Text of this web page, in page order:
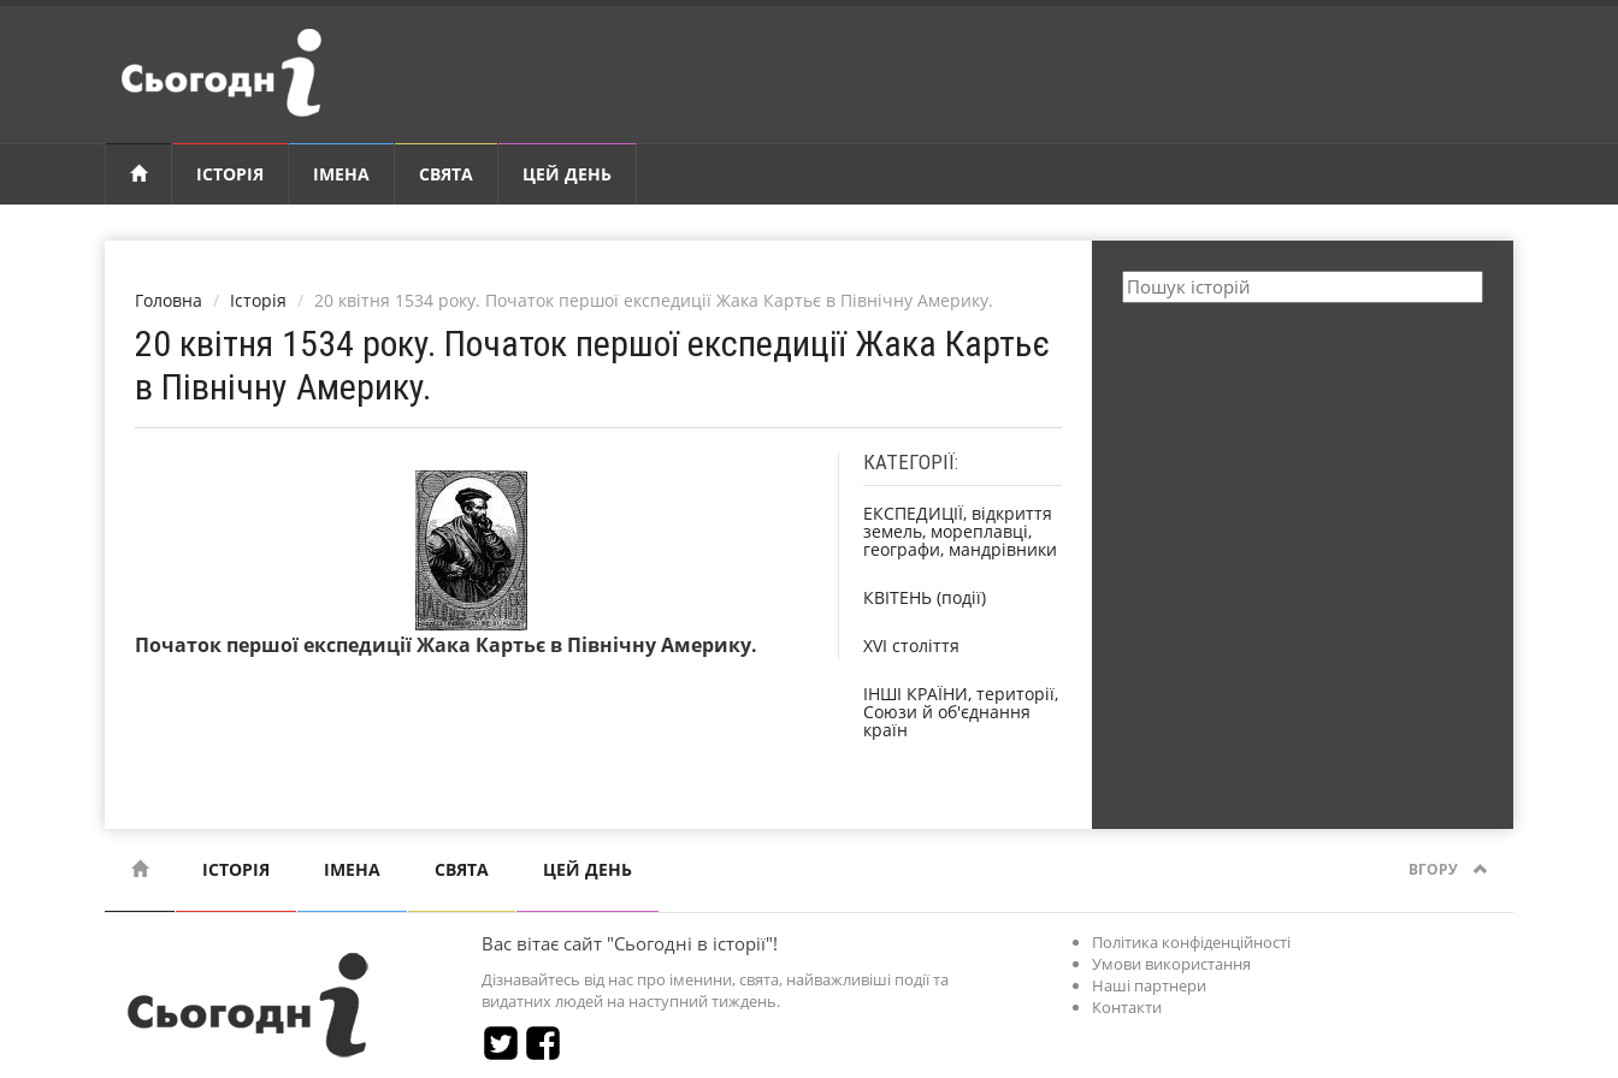
ІСТОРІЯ ІМЕНА СВЯТА ЦЕЙ ДЕНЬ
Головна Історія 20 квітня 1534 року. Початок першої експедиції Жака Картьє в Північну Америку.
20 квітня 1534 року. Початок першої експедиції Жака Картьє
в Північну Америку.
Початок першої експедиції Жака Картьє в Північну Америку.
КАТЕГОРІЇ:
ЕКСПЕДИЦІЇ, відкриття
земель, мореплавці,
географи, мандрівники
КВІТЕНЬ (події)
XVI століття
ІНШІ КРАЇНИ, території,
Союзи й об'єднання
країн
ІСТОРІЯ ІМЕНА СВЯТА ЦЕЙ ДЕНЬ ВГОРУ
Вас вітає сайт "Сьогодні в історії"!
Дізнавайтесь від нас про іменини, свята, найважливіші події та
видатних людей на наступний тиждень.
Політика конфіденційності
Умови використання
Наші партнери
Контакти